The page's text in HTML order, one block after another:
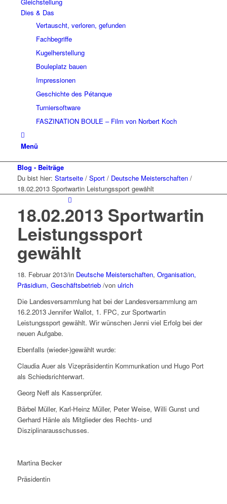
Dies & Das
Vertauscht, verloren, gefunden
Fachbegriffe
Kugelherstellung
Bouleplatz bauen
Impressionen
Geschichte des Pétanque
Turniersoftware
FASZINATION BOULE – Film von Norbert Koch
Menü
Blog - Beiträge
Du bist hier: Startseite / Sport / Deutsche Meisterschaften /
18.02.2013 Sportwartin Leistungssport gewählt
18.02.2013 Sportwartin
Leistungssport
gewählt
18. Februar 2013/in Deutsche Meisterschaften, Organisation,
Präsidium, Geschäftsbetrieb /von ulrich
Die Landesversammlung hat bei der Landesversammlung am
16.2.2013 Jennifer Wallot, 1. FPC, zur Sportwartin
Leistungssport gewählt. Wir wünschen Jenni viel Erfolg bei der
neuen Aufgabe.
Ebenfalls (wieder-)gewählt wurde:
Claudia Auer als Vizepräsidentin Kommunkation und Hugo Port
als Schiedsrichterwart.
Georg Neff als Kassenprüfer.
Bärbel Müller, Karl-Heinz Müller, Peter Weise, Willi Gunst und
Gerhard Hänle als Mitglieder des Rechts- und
Disziplinarausschusses.
Martina Becker
Präsidentin